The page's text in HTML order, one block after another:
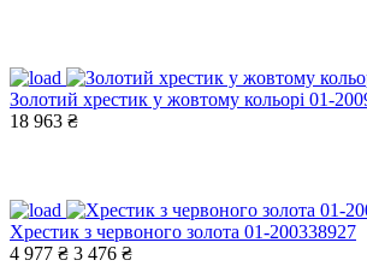
Золотий хрестик у жовтому кольорі 01-
18 963 ₴
Хрестик з червоного золота 01-200338927
4 977 ₴ 3 476 ₴